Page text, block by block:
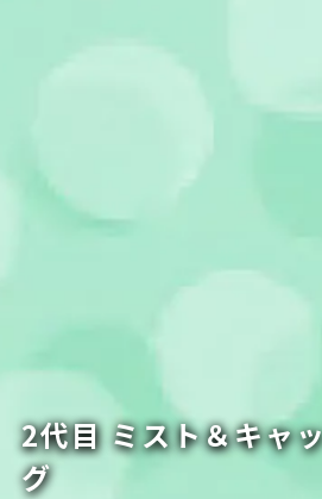
2代目 ミスト＆キャ
グ